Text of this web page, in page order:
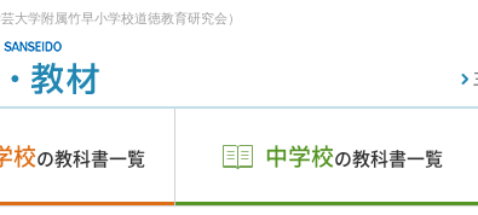
大学附属竹早小学校道徳教育研究会）
校の教科書一覧 中学校の教科書一覧